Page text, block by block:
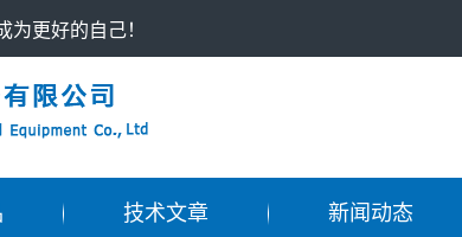
更好的自己！
技术文章 新闻动态